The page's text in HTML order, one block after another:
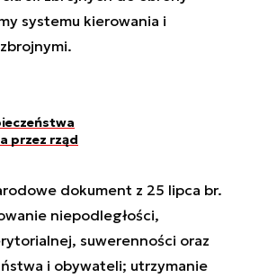
systemu kierowania i
przez rząd
dokument z 25 lipca br.
niepodległości,
suwerenności oraz
i obywateli; utrzymanie